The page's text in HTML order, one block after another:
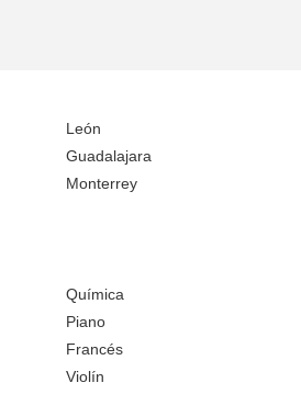
León
Guadalajara
Monterrey
Química
Piano
Francés
Violín